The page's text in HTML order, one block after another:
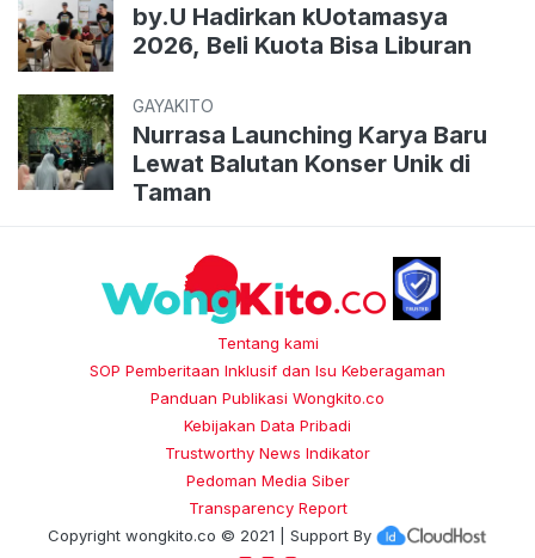
by.U Hadirkan kUotamasya
2026, Beli Kuota Bisa Liburan
GAYAKITO
Nurrasa Launching Karya Baru
Lewat Balutan Konser Unik di
Taman
Tentang kami
SOP Pemberitaan Inklusif dan Isu Keberagaman
Panduan Publikasi Wongkito.co
Kebijakan Data Pribadi
Trustworthy News Indikator
Pedoman Media Siber
Transparency Report
Copyright wongkito.co © 2021 | Support By